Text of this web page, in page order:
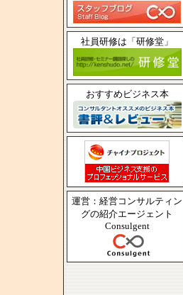
社員研修は「研修堂」
おすすめビジネス本
運営：経営コンサルティン
グの紹介エージェント
Consulgent